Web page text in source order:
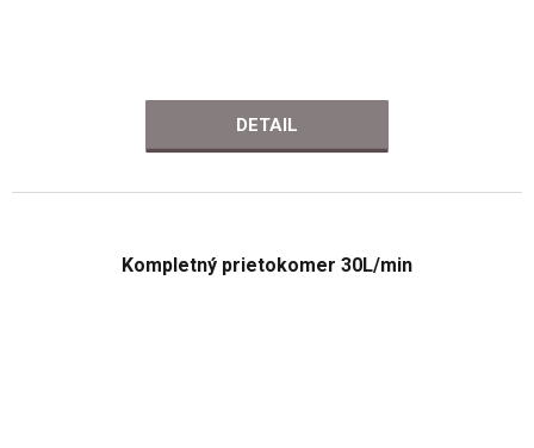
DETAIL
Kompletný prietokomer 30L/min